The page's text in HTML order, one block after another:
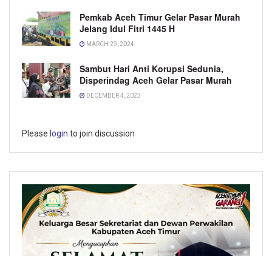
Pemkab Aceh Timur Gelar Pasar Murah
Jelang Idul Fitri 1445 H
MARCH 29, 2024
Sambut Hari Anti Korupsi Sedunia,
Disperindag Aceh Gelar Pasar Murah
DECEMBER 4, 2023
Please login to join discussion